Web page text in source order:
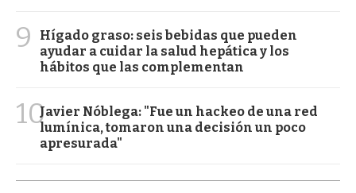
9
Hígado graso: seis bebidas que pueden
ayudar a cuidar la salud hepática y los
hábitos que las complementan
10Javier Nóblega: "Fue un hackeo de una red
lumínica, tomaron una decisión un poco
apresurada"